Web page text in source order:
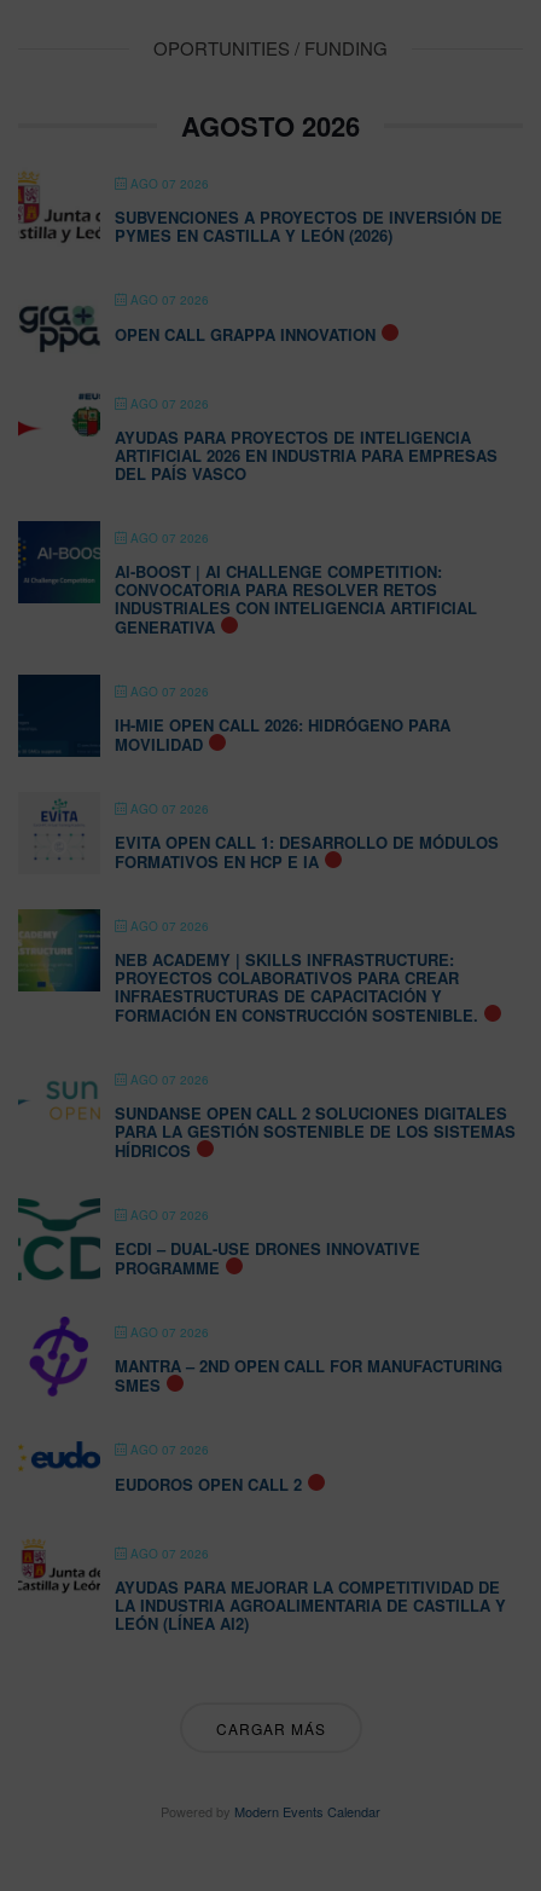
OPORTUNITIES / FUNDING
AGOSTO 2026
AGO 07 2026
SUBVENCIONES A PROYECTOS DE INVERSIÓN DE
PYMES EN CASTILLA Y LEÓN (2026)
AGO 07 2026
OPEN CALL GRAPPA INNOVATION
AGO 07 2026
AYUDAS PARA PROYECTOS DE INTELIGENCIA
ARTIFICIAL 2026 EN INDUSTRIA PARA EMPRESAS
DEL PAÍS VASCO
AGO 07 2026
AI-BOOST | AI CHALLENGE COMPETITION:
CONVOCATORIA PARA RESOLVER RETOS
INDUSTRIALES CON INTELIGENCIA ARTIFICIAL
GENERATIVA
AGO 07 2026
IH-MIE OPEN CALL 2026: HIDRÓGENO PARA
MOVILIDAD
AGO 07 2026
EVITA OPEN CALL 1: DESARROLLO DE MÓDULOS
FORMATIVOS EN HCP E IA
AGO 07 2026
NEB ACADEMY | SKILLS INFRASTRUCTURE:
PROYECTOS COLABORATIVOS PARA CREAR
INFRAESTRUCTURAS DE CAPACITACIÓN Y
FORMACIÓN EN CONSTRUCCIÓN SOSTENIBLE.
AGO 07 2026
SUNDANSE OPEN CALL 2 SOLUCIONES DIGITALES
PARA LA GESTIÓN SOSTENIBLE DE LOS SISTEMAS
HÍDRICOS
AGO 07 2026
ECDI – DUAL-USE DRONES INNOVATIVE
PROGRAMME
AGO 07 2026
MANTRA – 2ND OPEN CALL FOR MANUFACTURING
SMES
AGO 07 2026
EUDOROS OPEN CALL 2
AGO 07 2026
AYUDAS PARA MEJORAR LA COMPETITIVIDAD DE
LA INDUSTRIA AGROALIMENTARIA DE CASTILLA Y
LEÓN (LÍNEA AI2)
CARGAR MÁS
Powered by Modern Events Calendar